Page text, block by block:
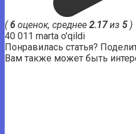
( 6 оценок, среднее 2.17из 5)
40 011 marta o'qildi
Понравилась статья?
Вам также может быть